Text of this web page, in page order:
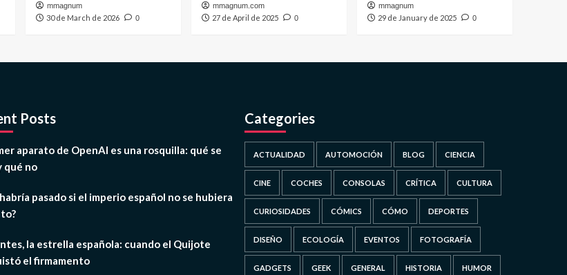
mmagnum
30 de March de 2026 0
mmagnum.com
27 de April de 2025 0
mmagnum
29 de January de 2025 0
Posts
aparato de OpenAI es una rosquilla: qué se
qué no
pasado si el imperio español no se hubiera
la estrella española: cuando el Quijote
el firmamento
Categories
ACTUALIDAD AUTOMOCIÓN BLOG CIENCIA
CINE COCHES CONSOLAS CRÍTICA CULTURA
CURIOSIDADES CÓMICS CÓMO DEPORTES
DISEÑO ECOLOGÍA EVENTOS FOTOGRAFÍA
GADGETS GEEK GENERAL HISTORIA HUMOR